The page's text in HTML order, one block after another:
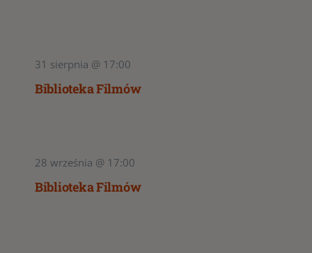
31 sierpnia @ 17:00
Biblioteka Filmów
28 września @ 17:00
Biblioteka Filmów